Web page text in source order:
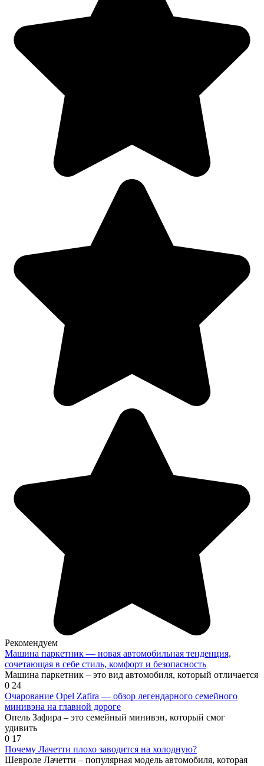
Рекомендуем
Машина паркетник — новая автомобильная тенденция,
сочетающая в себе стиль, комфорт и безопасность
Машина паркетник – это вид автомобиля, который отличается
0 24
Очарование Opel Zafira — обзор легендарного семейного
минивэна на главной дороге
Опель Зафира – это семейный минивэн, который смог
удивить
0 17
Почему Лачетти плохо заводится на холодную?
Шевроле Лачетти – популярная модель автомобиля, которая